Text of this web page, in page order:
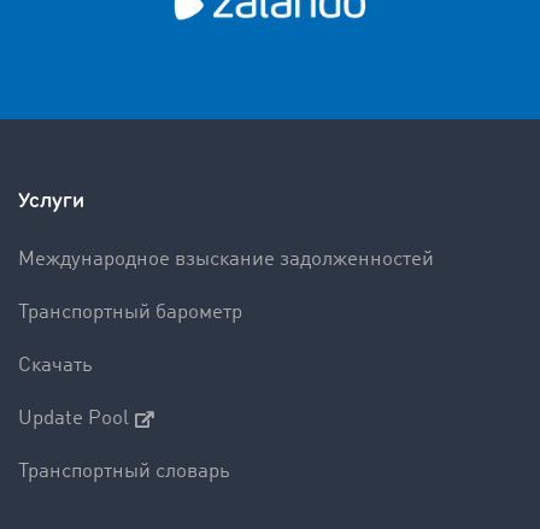
Услуги
Международное взыскание задолженностей
Транспортный барометр
Скачать
Update Pool
Транспортный словарь